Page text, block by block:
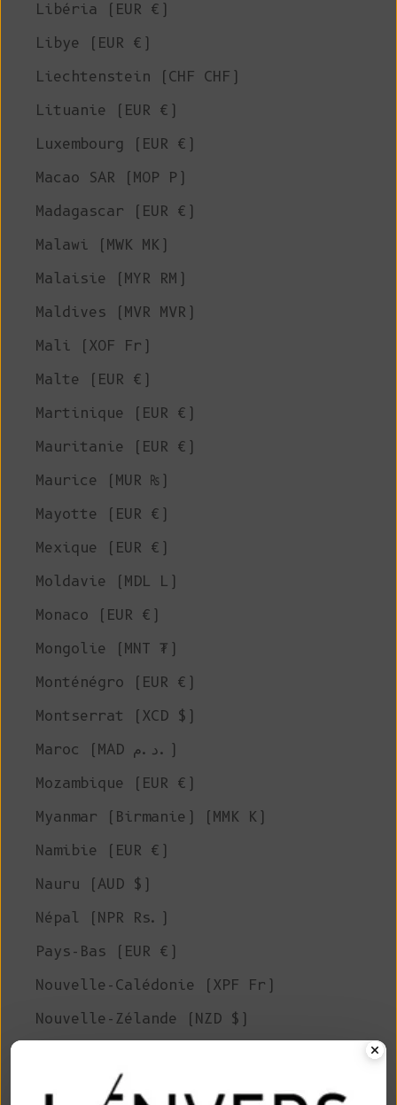
Libéria (EUR €)
Libye (EUR €)
Liechtenstein (CHF CHF)
Lituanie (EUR €)
Luxembourg (EUR €)
Macao SAR (MOP P)
Madagascar (EUR €)
Malawi (MWK MK)
Malaisie (MYR RM)
Maldives (MVR MVR)
Mali (XOF Fr)
Malte (EUR €)
Martinique (EUR €)
Mauritanie (EUR €)
Maurice (MUR ₨)
Mayotte (EUR €)
Mexique (EUR €)
Moldavie (MDL L)
Monaco (EUR €)
Mongolie (MNT ₮)
Monténégro (EUR €)
Montserrat (XCD $)
Maroc (MAD د.م.)
Mozambique (EUR €)
Myanmar (Birmanie) (MMK K)
Namibie (EUR €)
Nauru (AUD $)
Népal (NPR Rs.)
Pays-Bas (EUR €)
Nouvelle-Calédonie (XPF Fr)
Nouvelle-Zélande (NZD $)
Niger (XOF Fr)